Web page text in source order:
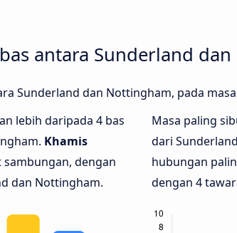
antara Sunderland
Sunderland dan Nottingham, pada
lebih daripada 4 bas
Khamis
dengan
dan Nottingham.
Masa paling
dari
hubungan
dengan 4